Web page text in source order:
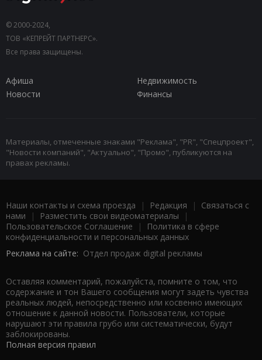
© 2000-2024,
ТОВ «КЕПРЕЙТ ПАРТНЕРС».
Все права защищены.
Афиша
Недвижимость
Новости
Финансы
Материалы, отмеченные знаками "Реклама", "PR", "Спецпроект",
"Новости компаний", "Актуально", "Промо", публикуются на
правах рекламы.
Наши контакты и схема проезда | Редакция | Связаться с
нами | Разместить свои видеоматериалы |
Пользовательское Соглашение |
Политика в сфере
конфиденциальности и персональных данных
Реклама на сайте: Отдел продаж digital рекламы
Оставляя комментарий, пожалуйста, помните о том, что
содержание и тон Вашего сообщения могут задеть чувства
реальных людей, непосредственно или косвенно имеющих
отношение к данной новости. Пользователи, которые
нарушают эти правила грубо или систематически, будут
заблокированы.
Полная версия правил